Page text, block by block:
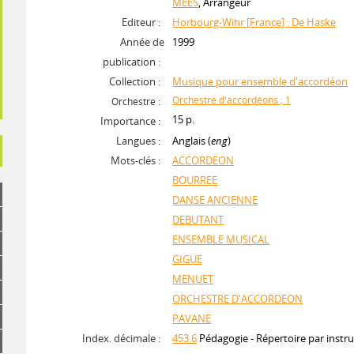
Editeur :
Horbourg-Wihr [France] : De Haske
Année de
publication :
1999
Collection : Musique pour ensemble d'accordéon
Orchestre : Orchestre d'accordéons ; 1
Importance :
15 p.
Langues :
Anglais (eng)
Mots-clés :
ACCORDEON
BOURREE
DANSE ANCIENNE
DEBUTANT
ENSEMBLE MUSICAL
GIGUE
MENUET
ORCHESTRE D'ACCORDEON
PAVANE
Index. décimale :
453.6 Pédagogie - Répertoire par